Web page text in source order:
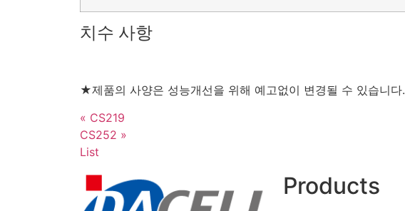
치수 사항
★제품의 사양은 성능개선을 위해 예고없이 변경될 수 있습니다.
« CS219
CS252 »
List
Products